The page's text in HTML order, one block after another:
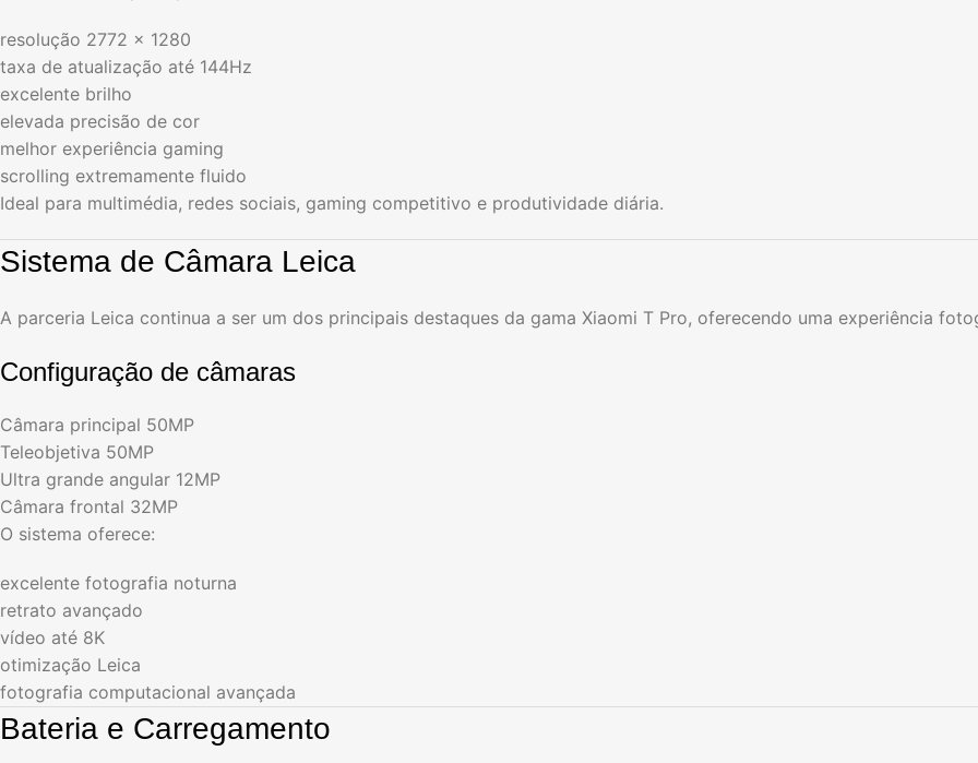
resolução 2772 x 1280
taxa de atualização até 144Hz
excelente brilho
elevada precisão de cor
melhor experiência gaming
scrolling extremamente fluido
Ideal para multimédia, redes sociais, gaming competitivo e produtividade diária.
Sistema de Câmara Leica
A parceria Leica continua a ser um dos principais destaques da gama Xiaomi T Pro, oferecendo uma experiência
Configuração de câmaras
Câmara principal 50MP
Teleobjetiva 50MP
Ultra grande angular 12MP
Câmara frontal 32MP
O sistema oferece:
excelente fotografia noturna
retrato avançado
vídeo até 8K
otimização Leica
fotografia computacional avançada
Bateria e Carregamento